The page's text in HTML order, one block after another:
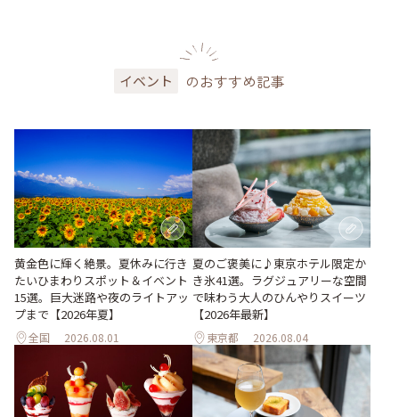
イベント のおすすめ記事
黄金色に輝く絶景。夏休みに行き
たいひまわりスポット＆イベント
15選。巨大迷路や夜のライトアッ
プまで【2026年夏】
全国 2026.08.01
夏のご褒美に♪東京ホテル限定か
き氷41選。ラグジュアリーな空間
で味わう大人のひんやりスイーツ
【2026年最新】
東京都 2026.08.04